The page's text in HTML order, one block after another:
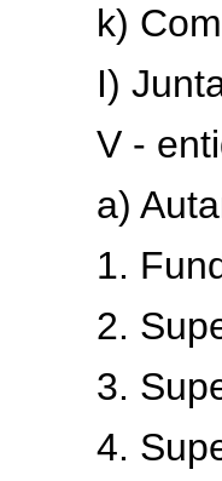
k)
I) Junta
V -
a)
1. Fundo
2.
3.
4.